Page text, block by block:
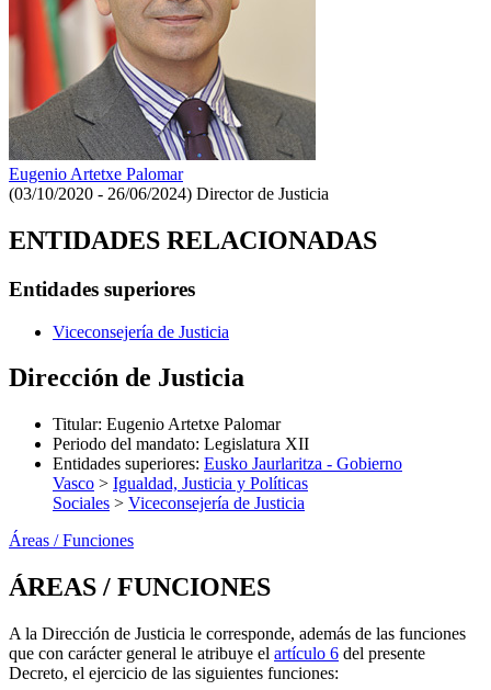
Eugenio Artetxe Palomar
(03/10/2020 - 26/06/2024) Director de Justicia
ENTIDADES RELACIONADAS
Entidades superiores
Viceconsejería de Justicia
Dirección de Justicia
Titular: Eugenio Artetxe Palomar
Periodo del mandato: Legislatura XII
Entidades superiores: Eusko Jaurlaritza - Gobierno
Vasco > Igualdad, Justicia y Políticas
Sociales > Viceconsejería de Justicia
Áreas / Funciones
ÁREAS / FUNCIONES
A la Dirección de Justicia le corresponde, además de las funciones
que con carácter general le atribuye el artículo 6 del presente
Decreto, el ejercicio de las siguientes funciones: